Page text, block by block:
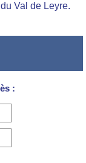
Val de Leyre.
: